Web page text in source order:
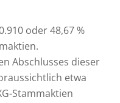
oder 48,67 %
Abschlusses dieser
etwa
Stammaktien